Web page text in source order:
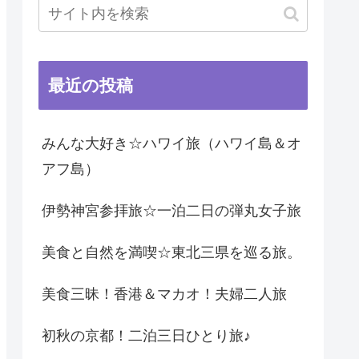
最近の投稿
みんな大好き☆ハワイ旅（ハワイ島＆オ
アフ島）
伊勢神宮参拝旅☆一泊二日の弾丸女子旅
美食と自然を満喫☆東北三県を巡る旅。
美食三昧！香港＆マカオ！夫婦二人旅
初秋の京都！二泊三日ひとり旅♪